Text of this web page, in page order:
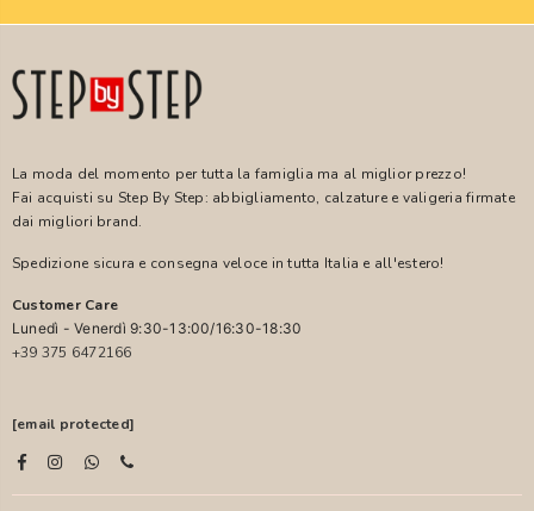
La moda del momento per tutta la famiglia ma al miglior prezzo!
Fai acquisti su Step By Step: abbigliamento, calzature e valigeria firmate
dai migliori brand.
Spedizione sicura e consegna veloce in tutta Italia e all'estero!
Customer Care
Lunedì - Venerdì 9:30-13:00/16:30-18:30
+39 375 6472166
[email protected]